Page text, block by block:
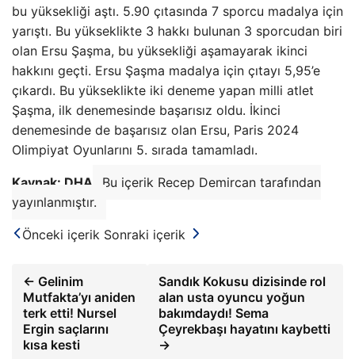
bu yüksekliği aştı. 5.90 çıtasında 7 sporcu madalya için
yarıştı. Bu yükseklikte 3 hakkı bulunan 3 sporcudan biri
olan Ersu Şaşma, bu yüksekliği aşamayarak ikinci
hakkını geçti. Ersu Şaşma madalya için çıtayı 5,95’e
çıkardı. Bu yükseklikte iki deneme yapan milli atlet
Şaşma, ilk denemesinde başarısız oldu. İkinci
denemesinde de başarısız olan Ersu, Paris 2024
Olimpiyat Oyunlarını 5. sırada tamamladı.
Kaynak: DHA
Bu içerik Recep Demircan tarafından
yayınlanmıştır.
Önceki içerik Sonraki içerik
← Gelinim
Mutfakta’yı aniden
terk etti! Nursel
Ergin saçlarını
kısa kesti
Sandık Kokusu dizisinde rol
alan usta oyuncu yoğun
bakımdaydı! Sema
Çeyrekbaşı hayatını kaybetti
→